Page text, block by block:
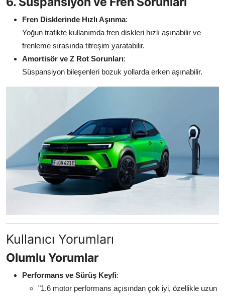
Fren Disklerinde Hızlı Aşınma:
Yoğun trafikte kullanımda fren diskleri hızlı aşınabilir ve
frenleme sırasında titreşim yaratabilir.
Amortisör ve Z Rot Sorunları:
Süspansiyon bileşenleri bozuk yollarda erken aşınabilir.
Kullanıcı Yorumları
Olumlu Yorumlar
Performans ve Sürüş Keyfi:
"1.6 motor performans açısından çok iyi, özellikle uzun